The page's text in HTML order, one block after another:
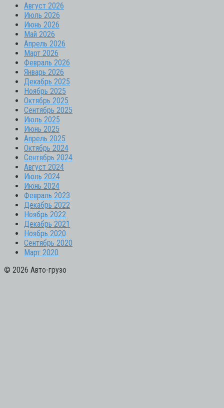
Август 2026
Июль 2026
Июнь 2026
Май 2026
Апрель 2026
Март 2026
Февраль 2026
Январь 2026
Декабрь 2025
Ноябрь 2025
Октябрь 2025
Сентябрь 2025
Июль 2025
Июнь 2025
Апрель 2025
Октябрь 2024
Сентябрь 2024
Август 2024
Июль 2024
Июнь 2024
Февраль 2023
Декабрь 2022
Ноябрь 2022
Декабрь 2021
Ноябрь 2020
Сентябрь 2020
Март 2020
© 2026 Авто-грузо